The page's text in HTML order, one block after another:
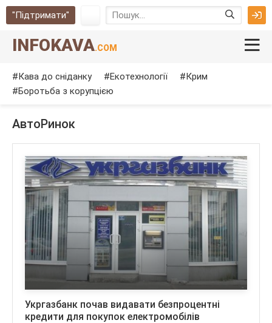
"Підтримати"
INFOKAVA.COM
Кава до сніданку Екотехнології
Крим
Боротьба з корупцією
АвтоРинок
Укргазбанк почав видавати безпроцентні
кредити для покупок електромобілів